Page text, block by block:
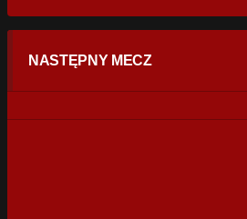
STATYSTYKI
0%
NASTĘPNY MECZ